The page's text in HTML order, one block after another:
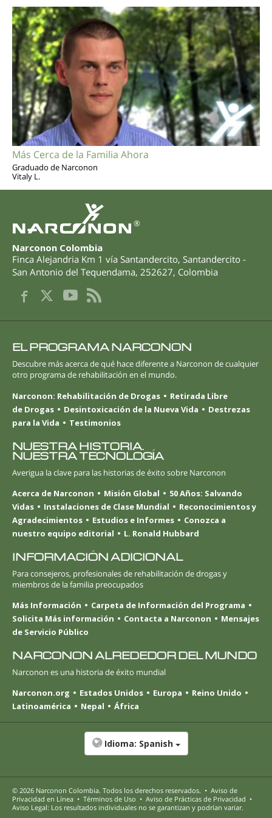
Más Cerca de la Familia Ahora
Graduado de Narconon
Vitaly L.
®
Narconon Colombia
Finca Alejandria Km 1 vía Santandercito, Santandercito -
San Antonio del Tequendama, 252627, Colombia
EL PROGRAMA NARCONON
Descubre más acerca de qué hace diferente a Narconon de cualquier
otro programa de rehabilitación en el mundo.
Narconon: Rehabilitación de Drogas
Retirada Libre
de Drogas
Desintoxicación de la Nueva Vida
Destrezas
para la Vida
Testimonios
NUESTRA HISTORIA.
NUESTRA TECNOLOGÍA
Averigua la clave para las historias de éxito sobre Narconon
Acerca de Narconon
Misión Global
50 Años: Salvando
Vidas
Instalaciones de Clase Mundial
Reconocimientos y
Agradecimientos
Estudios e Informes
Conozca a
nuestro equipo editorial
L. Ronald Hubbard
INFORMACIÓN ADICIONAL
Para consejeros, profesionales de rehabilitación de drogas y
miembros de la familia preocupados
Más Información
Carpeta de Información del Programa
Solicita Más información
Contacta a Narconon
Mensajes
de Servicio Público
NARCONON ALREDEDOR DEL MUNDO
Narconon es una historia de éxito mundial
Narconon.org
Estados Unidos Europa
Reino Unido
Latinoamérica
Nepal África
Idioma: Spanish
© 2026 Narconon Colombia. Todos los derechos reservados. • Aviso de
Privacidad en Línea • Términos de Uso • Aviso de Prácticas de Privacidad •
Aviso Legal: Los resultados individuales no se garantizan y podrían variar.